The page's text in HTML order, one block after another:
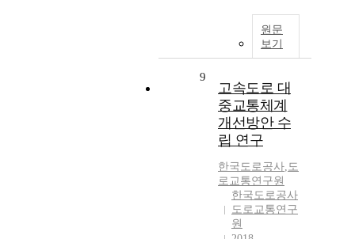
원문
보기
9
고속도로 대
중교통체계
개선방안 수
립 연구
한국도로공사,도
로교통연구원
한국도로공사
도로교통연구
원